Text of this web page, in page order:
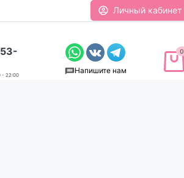
Личный кабинет
Напишите нам
- 22:00
0